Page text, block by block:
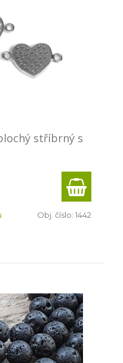
stříbrný s
Obj. číslo: 1442